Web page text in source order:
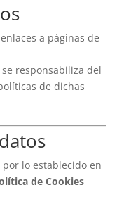
a páginas de
responsabiliza del
de dichas
lo establecido en
de Cookies